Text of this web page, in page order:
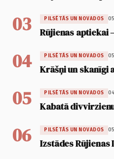
03 PILSĒTĀS UN NOVADOS
Rūjienas aptiekai
04 PILSĒTĀS UN NOVADOS
Krāšņi un skanīgi
05 PILSĒTĀS UN NOVADOS
Kabatā
06 PILSĒTĀS UN NOVADOS
Izstādes Rūjienas